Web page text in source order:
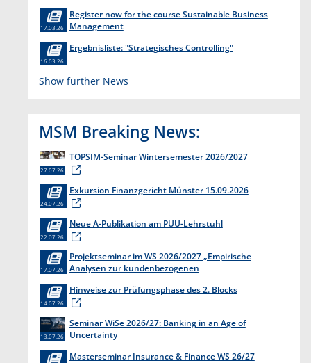
Register now for the course Sustainable Business
Management
17.03.26
Ergebnisliste: "Strategisches Controlling"
16.03.26
Show further News
MSM Breaking News:
TOPSIM-Seminar Wintersemester 2026/2027
27.07.26
Exkursion Finanzgericht Münster 15.09.2026
24.07.26
Neue A-Publikation am PUU-Lehrstuhl
22.07.26
Projektseminar im WS 2026/2027 „Empirische
Analysen zur kundenbezogenen
17.07.26
Hinweise zur Prüfungsphase des 2. Blocks
14.07.26
Seminar WiSe 2026/27: Banking in an Age of
Uncertainty
13.07.26
Masterseminar Insurance & Finance WS 26/27